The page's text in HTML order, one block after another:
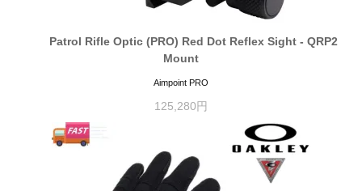
Patrol Rifle Optic (PRO) Red Dot Reflex Sight - QRP2
Mount
Aimpoint PRO
125,280円